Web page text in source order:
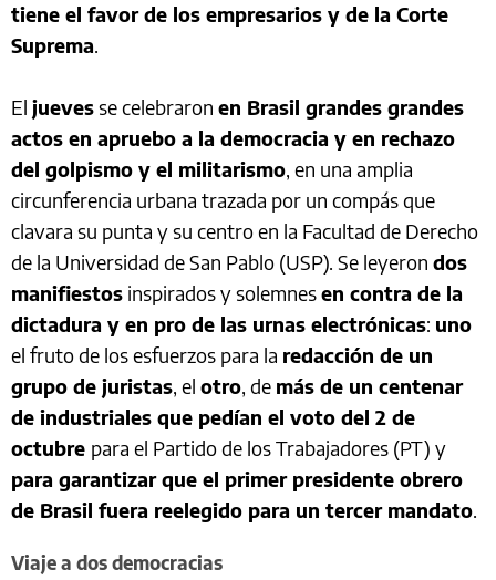
tiene el favor de los empresarios y de la Corte
Suprema.
El juevesse celebraron en Brasil grandes grandes
actos en apruebo a la democracia y en rechazo
del golpismo y el militarismo, en una amplia
circunferencia urbana trazada por un compás que
clavara su punta y su centro en la Facultad de Derecho
de la Universidad de San Pablo (USP). Se leyeron dos
manifiestos inspirados y solemnesen contra de la
dictadura y en pro de las urnas electrónicas: uno
el fruto de los esfuerzos para la redacción de un
grupo de juristas, el otro, de más de un centenar
de industriales que pedían el voto del 2 de
octubre para el Partido de los Trabajadores (PT) y
para garantizar que el primer presidente obrero
de Brasil fuera reelegido para un tercer mandato.
Viaje a dos democracias